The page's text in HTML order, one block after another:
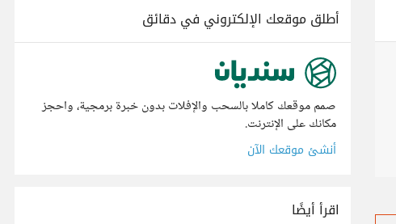
أطلق موقعك الإلكتروني في دقائق
صمم موقعك كاملا بالسحب والإفلات بدون خبرة برمجية، واحجز
مكانك على الإنترنت.
أنشئ موقعك الآن
اقرأ أيضًا